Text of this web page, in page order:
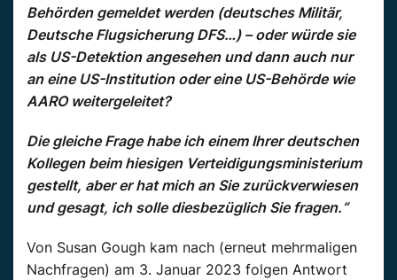
Behörden gemeldet werden (deutsches Militär,
Deutsche Flugsicherung DFS…) – oder würde sie
als US-Detektion angesehen und dann auch nur
an eine US-Institution oder eine US-Behörde wie
AARO weitergeleitet?
Die gleiche Frage habe ich einem Ihrer deutschen
Kollegen beim hiesigen Verteidigungsministerium
gestellt, aber er hat mich an Sie zurückverwiesen
und gesagt, ich solle diesbezüglich Sie fragen.“
Von Susan Gough kam nach (erneut mehrmaligen
Nachfragen) am 3. Januar 2023 folgen Antwort